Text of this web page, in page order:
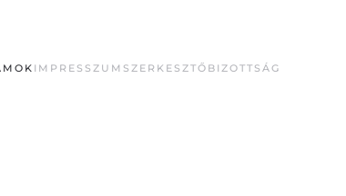
IMPRESSZUM SZERKESZTŐBIZOTTSÁG